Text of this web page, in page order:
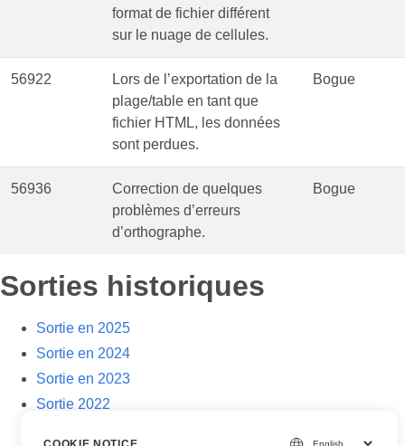
format de fichier différent
sur le nuage de cellules.
56922
Lors de l’exportation de la
plage/table en tant que
fichier HTML, les données
sont perdues.
Bogue
56936
Correction de quelques
problèmes d’erreurs
d’orthographe.
Bogue
Sorties historiques
Sortie en 2025
Sortie en 2024
Sortie en 2023
Sortie 2022